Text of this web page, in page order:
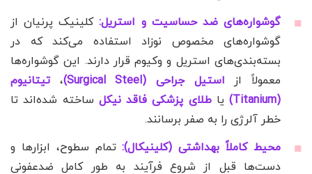
گوشواره‌های ضد حساسیت و استریل:کلینیک پرنیان از
گوشواره‌های مخصوص نوزاد استفاده می‌کند که در
بسته‌بندی‌های استریل و وکیوم قرار دارند. این گوشواره‌ها
معمولاً از استیل جراحی (Surgical Steel) ، تیتانیوم
(Titanium)
یاطلای پزشکی فاقد نیکل ساخته شده‌اند تا
خطر آلرژی را به صفر برسانند.
محیط کاملاً بهداشتی (کلینیکال):تمام سطوح، ابزارها و
دست‌ها قبل از شروع فرآیند به طور کامل ضدعفونی